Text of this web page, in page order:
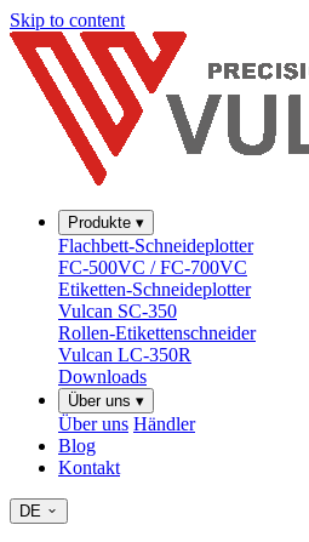
Skip to content
Produkte ▾
Flachbett-Schneideplotter
FC-500VC / FC-700VC
Etiketten-Schneideplotter
Vulcan SC-350
Rollen-Etikettenschneider
Vulcan LC-350R
Downloads
Über uns ▾
Über uns Händler
Blog
Kontakt
DE